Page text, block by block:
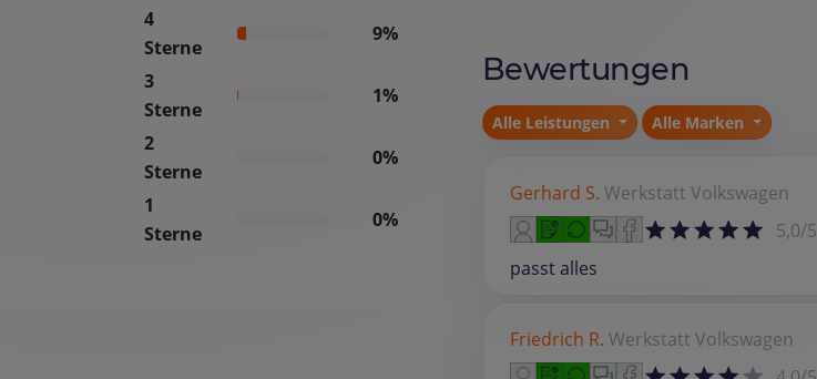
4
Sterne
9%
3
Sterne
1%
2
Sterne
0%
1
Sterne
0%
Bewertungen
Alle Leistungen Alle Marken
Gerhard S. Werkstatt Volkswagen
5,0/5
passt alles
Friedrich R. Werkstatt Volkswagen